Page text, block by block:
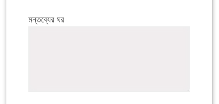
মন্তব্যের ঘর